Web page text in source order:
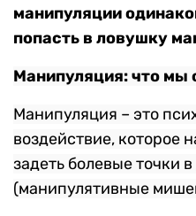
манипуляции
попасть в ловушку
Манипуляция: что мы
Манипуляция – это
воздействие, которое
задеть болевые точки
(манипулятивные